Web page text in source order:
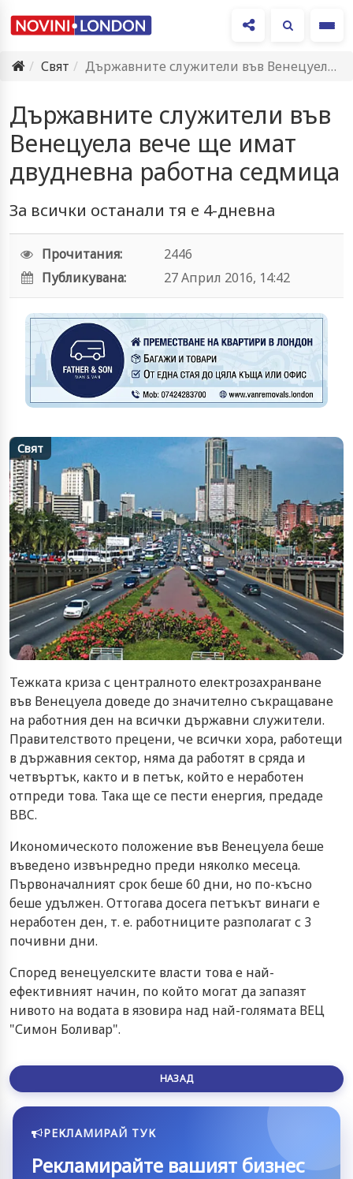
Свят
Държавните служители във Венецуела вече ще имат двудневна работна седмица
Държавните служители във
Венецуела вече ще имат
двудневна работна седмица
За всички останали тя е 4-дневна
Прочитания:
2446
Публикувана:
27 Април 2016, 14:42
Свят
Тежката криза с централното електрозахранване
във Венецуела доведе до значително съкращаване
на работния ден на всички държавни служители.
Правителството прецени, че всички хора, работещи
в държавния сектор, няма да работят в сряда и
четвъртък, както и в петък, който е неработен
отпреди това. Така ще се пести енергия, предаде
BBC.
Икономическото положение във Венецуела беше
въведено извънредно преди няколко месеца.
Първоначалният срок беше 60 дни, но по-късно
беше удължен. Оттогава досега петъкът винаги е
неработен ден, т. е. работниците разполагат с 3
почивни дни.
Според венецуелските власти това е най-
ефективният начин, по който могат да запазят
нивото на водата в язовира над най-голямата ВЕЦ
"Симон Боливар".
НАЗАД
РЕКЛАМИРАЙ ТУК
Рекламирайте вашият бизнес